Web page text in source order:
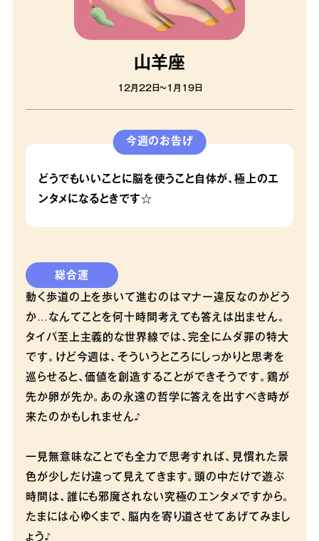
山羊座
12月22日〜1月19日
今週のお告げ
どうでもいいことに脳を使うこと自体が、極上のエ
ンタメになるときです☆
総合運
動く歩道の上を歩いて進むのはマナー違反なのかどう
か…なんてことを何十時間考えても答えは出ません。
タイパ至上主義的な世界線では、完全にムダ罪の特大
です。けど今週は、そういうところにしっかりと思考を
巡らせると、価値を創造することができそうです。鶏が
先か卵が先か。あの永遠の哲学に答えを出すべき時が
来たのかもしれません♪
一見無意味なことでも全力で思考すれば、見慣れた景
色が少しだけ違って見えてきます。頭の中だけで遊ぶ
時間は、誰にも邪魔されない究極のエンタメですから。
たまには心ゆくまで、脳内を寄り道させてあげてみまし
ょう♪